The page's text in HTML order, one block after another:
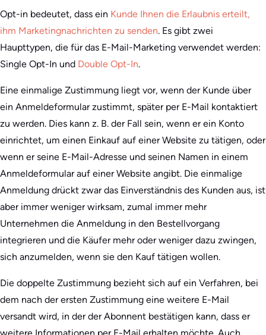
Opt-in bedeutet, dass ein Kunde Ihnen die Erlaubnis erteilt,
ihm Marketingnachrichten zu senden. Es gibt zwei
Haupttypen, die für das E-Mail-Marketing verwendet werden:
Single Opt-In und Double Opt-In.
Eine einmalige Zustimmung liegt vor, wenn der Kunde über
ein Anmeldeformular zustimmt, später per E-Mail kontaktiert
zu werden. Dies kann z. B. der Fall sein, wenn er ein Konto
einrichtet, um einen Einkauf auf einer Website zu tätigen, oder
wenn er seine E-Mail-Adresse und seinen Namen in einem
Anmeldeformular auf einer Website angibt. Die einmalige
Anmeldung drückt zwar das Einverständnis des Kunden aus, ist
aber immer weniger wirksam, zumal immer mehr
Unternehmen die Anmeldung in den Bestellvorgang
integrieren und die Käufer mehr oder weniger dazu zwingen,
sich anzumelden, wenn sie den Kauf tätigen wollen.
Die doppelte Zustimmung bezieht sich auf ein Verfahren, bei
dem nach der ersten Zustimmung eine weitere E-Mail
versandt wird, in der der Abonnent bestätigen kann, dass er